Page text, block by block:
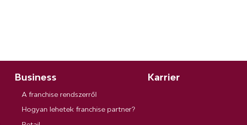
Business
A franchise rendszerről
Hogyan lehetek franchise partner?
Karrier